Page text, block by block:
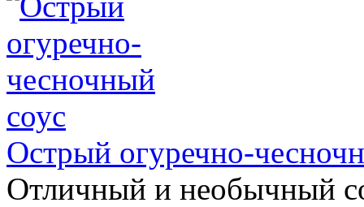
Острый огуречно-
Отличный и необычный